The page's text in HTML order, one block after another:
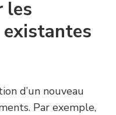
les
d’un nouveau
Par exemple,